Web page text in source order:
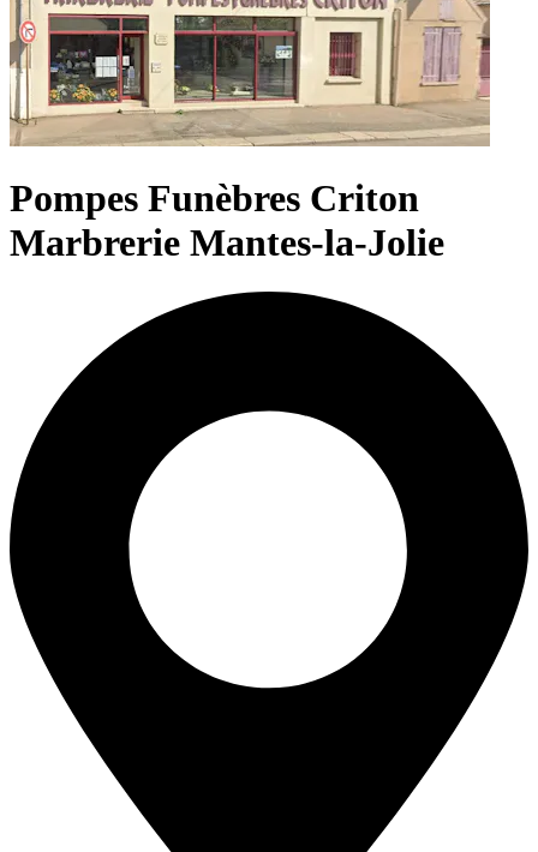
Pompes Funèbres Criton
Marbrerie Mantes-la-Jolie